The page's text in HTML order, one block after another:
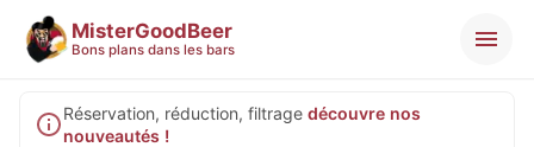
MisterGoodBeer
Bons plans dans les bars
Réservation, réduction, filtrage découvre nos
nouveautés !